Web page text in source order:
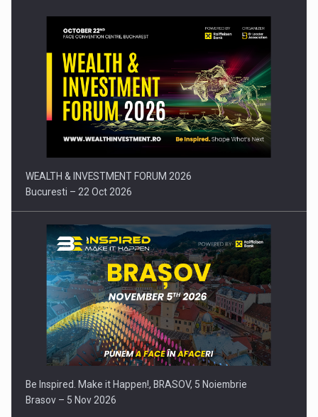
Comunicat de presa: Joburile part-time reincep sa intre pe…
WEALTH & INVESTMENT FORUM 2026
Bucuresti – 22 Oct 2026
Be Inspired. Make it Happen!, BRASOV, 5 Noiembrie
Brasov – 5 Nov 2026